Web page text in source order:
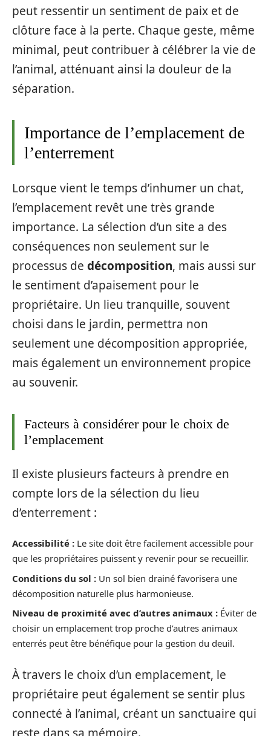
peut ressentir un sentiment de paix et de
clôture face à la perte. Chaque geste, même
minimal, peut contribuer à célébrer la vie de
l’animal, atténuant ainsi la douleur de la
séparation.
Importance de l’emplacement de
l’enterrement
Lorsque vient le temps d’inhumer un chat,
l’emplacement revêt une très grande
importance. La sélection d’un site a des
conséquences non seulement sur le
processus de décomposition, mais aussi sur
le sentiment d’apaisement pour le
propriétaire. Un lieu tranquille, souvent
choisi dans le jardin, permettra non
seulement une décomposition appropriée,
mais également un environnement propice
au souvenir.
Facteurs à considérer pour le choix de
l’emplacement
Il existe plusieurs facteurs à prendre en
compte lors de la sélection du lieu
d’enterrement :
Accessibilité : Le site doit être facilement accessible pour
que les propriétaires puissent y revenir pour se recueillir.
Conditions du sol : Un sol bien drainé favorisera une
décomposition naturelle plus harmonieuse.
Niveau de proximité avec d’autres animaux : Éviter de
choisir un emplacement trop proche d’autres animaux
enterrés peut être bénéfique pour la gestion du deuil.
À travers le choix d’un emplacement, le
propriétaire peut également se sentir plus
connecté à l’animal, créant un sanctuaire qui
reste dans sa mémoire.